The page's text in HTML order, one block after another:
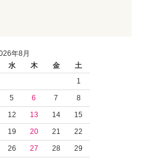
年8月
水 木 金
土
1
5 6 7
8
12 13 14
15
19 20 21
22
26 27 28
29